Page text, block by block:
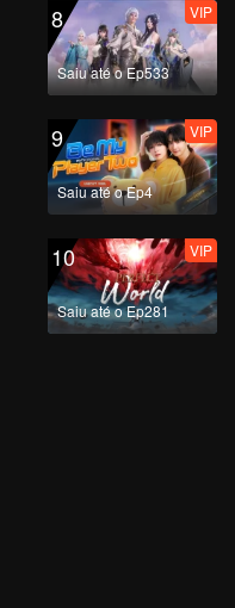
8
Saiu até o Ep533
VIP
9
Saiu até o Ep4
VIP
10
Saiu até o Ep281
VIP